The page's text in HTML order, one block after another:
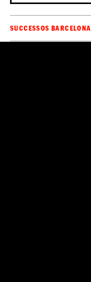
SUCCESSOS BARCELONA